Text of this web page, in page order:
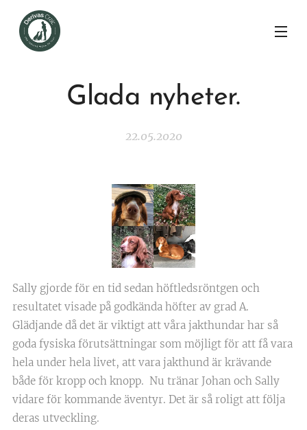
Glada nyheter.
22.05.2020
Sally gjorde för en tid sedan höftledsröntgen och
resultatet visade på godkända höfter av grad A.
Glädjande då det är viktigt att våra jakthundar har så
goda fysiska förutsättningar som möjligt för att få vara
hela under hela livet, att vara jakthund är krävande
både för kropp och knopp. Nu tränar Johan och Sally
vidare för kommande äventyr. Det är så roligt att följa
deras utveckling.